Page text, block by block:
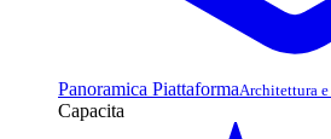
Panoramica PiattaformaArchitettura
Capacita